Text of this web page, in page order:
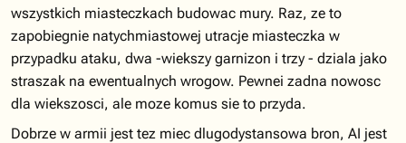
wszystkich miasteczkach budowac mury. Raz, ze to
zapobiegnie natychmiastowej utracje miasteczka w
przypadku ataku, dwa -wiekszy garnizon i trzy - dziala jako
straszak na ewentualnych wrogow. Pewnei zadna nowosc
dla wiekszosci, ale moze komus sie to przyda.
Dobrze w armii jest tez miec dlugodystansowa bron, AI jest